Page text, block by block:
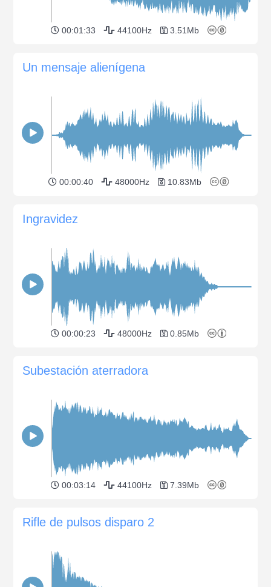
00:01:33 44100Hz 3.51Mb
Un mensaje alienígena
00:00:40 48000Hz 10.83Mb
Ingravidez
00:00:23 48000Hz 0.85Mb
Subestación aterradora
00:03:14 44100Hz 7.39Mb
Rifle de pulsos disparo 2